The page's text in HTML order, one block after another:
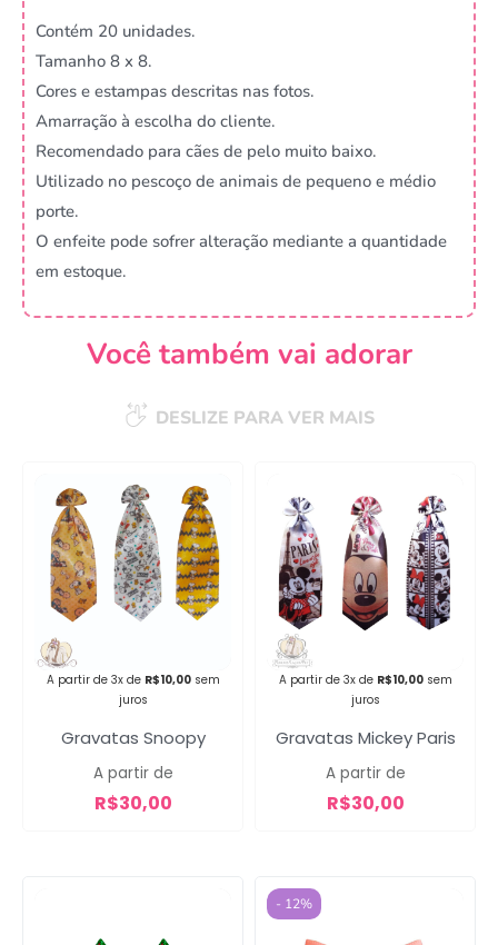
Contém 20 unidades.
Tamanho 8 x 8.
Cores e estampas descritas nas fotos.
Amarração à escolha do cliente.
Recomendado para cães de pelo muito baixo.
Utilizado no pescoço de animais de pequeno e médio
porte.
O enfeite pode sofrer alteração mediante a quantidade
em estoque.
Você também vai adorar
DESLIZE PARA VER MAIS
A partir de 3x de R$10,00 sem
juros
Gravatas Snoopy
A partir de
R$30,00
A partir de 3x de R$10,00 sem
juros
Gravatas Mickey Paris
A partir de
R$30,00
- 12%
Campanha lançada com
sucesso!